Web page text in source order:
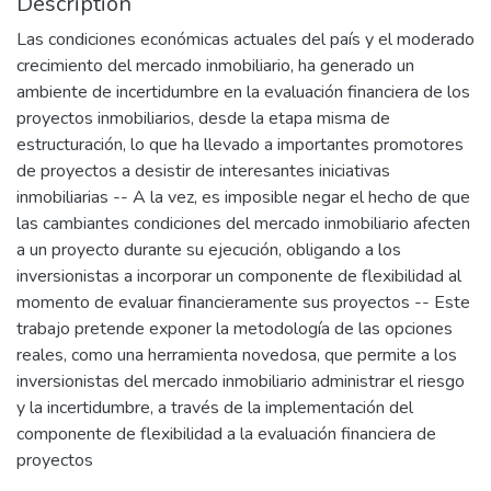
Las condiciones económicas actuales del país y el moderado
crecimiento del mercado inmobiliario, ha generado un
ambiente de incertidumbre en la evaluación financiera de los
proyectos inmobiliarios, desde la etapa misma de
estructuración, lo que ha llevado a importantes promotores
de proyectos a desistir de interesantes iniciativas
inmobiliarias -- A la vez, es imposible negar el hecho de que
las cambiantes condiciones del mercado inmobiliario afecten
a un proyecto durante su ejecución, obligando a los
inversionistas a incorporar un componente de flexibilidad al
momento de evaluar financieramente sus proyectos -- Este
trabajo pretende exponer la metodología de las opciones
reales, como una herramienta novedosa, que permite a los
inversionistas del mercado inmobiliario administrar el riesgo
y la incertidumbre, a través de la implementación del
componente de flexibilidad a la evaluación financiera de
proyectos